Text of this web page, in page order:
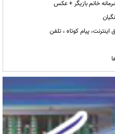
خانم بازیگر + عکس
پیام کوتاه ، تلفن